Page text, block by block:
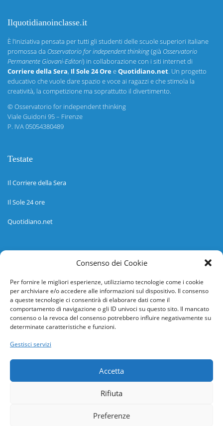
Consenso dei Cookie
Per fornire le migliori esperienze, utilizziamo tecnologie come i cookie
per archiviare e/o accedere alle informazioni sul dispositivo. Il consenso
a queste tecnologie ci consentirà di elaborare dati come il
comportamento di navigazione o gli ID univoci su questo sito. Il mancato
consenso o la revoca del consenso potrebbero influire negativamente su
determinate caratteristiche e funzioni.
Gestisci servizi
Accetta
Rifiuta
Preferenze
Ilquotidianoinclasse.it
È l’iniziativa pensata per tutti gli studenti delle scuole superiori italiane
promossa da Osservatorio for independent thinking(già Osservatorio
Permanente Giovani-Editori) in collaborazione con i siti internet di
Corriere della Sera, Il Sole 24 OreeQuotidiano.net. Un progetto
educativo che vuole dare spazio e voce ai ragazzi e che stimola la
creatività, la competizione ma soprattutto il divertimento.
©Osservatorio for independent thinking
Viale Guidoni 95 – Firenze
P. IVA 05054380489
Testate
Il Corriere della Sera
Il Sole 24 ore
Quotidiano.net
Informazioni
Help desk
Guida rapida